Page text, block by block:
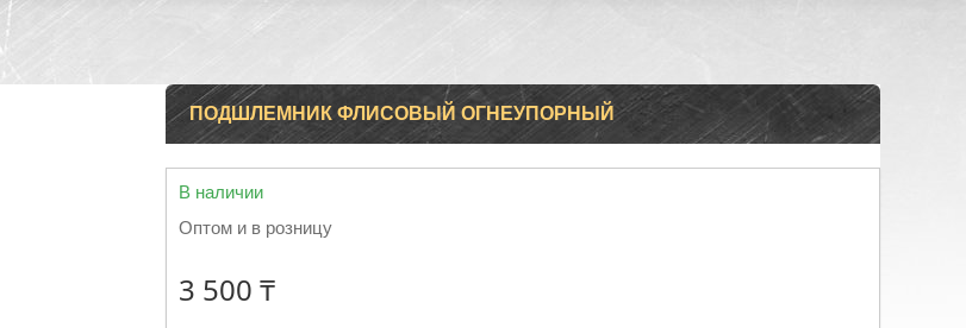
ПОДШЛЕМНИК ФЛИСОВЫЙ ОГНЕУПОРНЫЙ
В наличии
Оптом и в розницу
3 500 ₸